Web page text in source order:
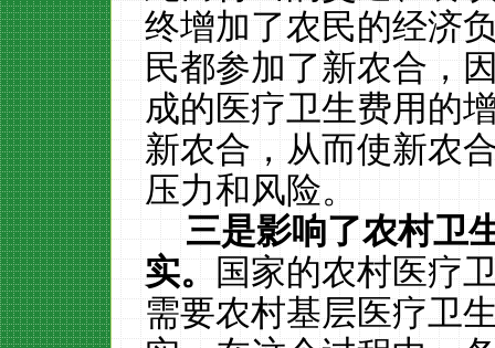
终增加了农民的经济
民都参加了新农合，
成的医疗卫生费用的
新农合，从而使新农
压力和风险。
三是影响了农村卫
实。国家的农村医疗
需要农村基层医疗卫